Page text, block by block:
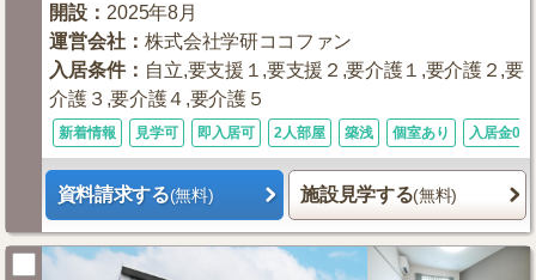
開設 ： 2025年8月
運営会社 ：株式会社学研ココファン
入居条件： 自立,要支援１,要支援２,要介護１,要介護２,要
介護３,要介護４,要介護５
新着情報 見学可 即入居可 2人部屋 築浅 個室あり 入居金0円
資料請求する(無料) 施設見学する(無料)